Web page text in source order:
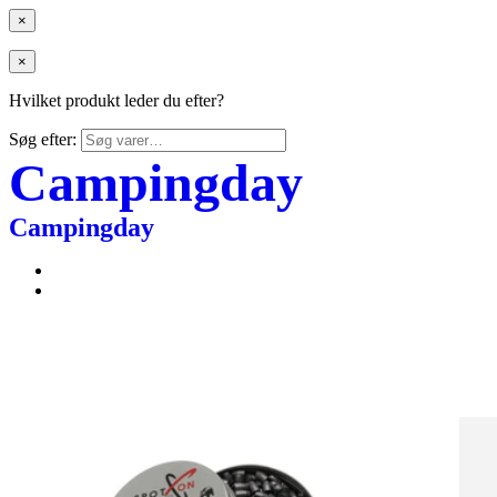
×
×
Hvilket produkt leder du efter?
Søg efter:
Campingday
Campingday